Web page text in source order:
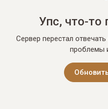
Упс, что-то
Сервер перестал
проблемы